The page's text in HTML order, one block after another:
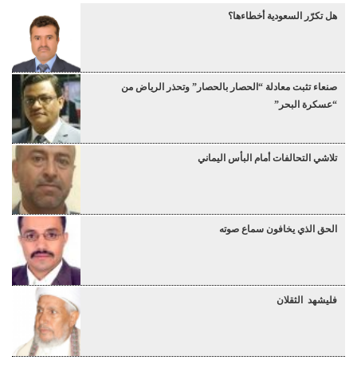
هل تكرّر السعودية أخطاءها؟
صنعاء تثبت معادلة “الحصار بالحصار” وتحذر الرياض من
“عسكرة البحر”
تلاشي التحالفات أمام البأس اليماني
الحق الذي يخافون سماع صوته
فليشهد الثقلان